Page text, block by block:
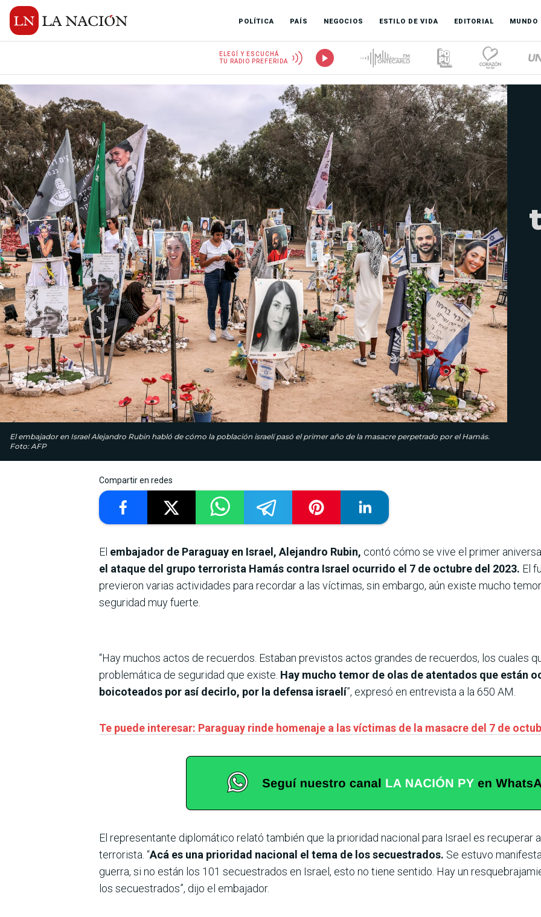
POLÍTICA PAÍS NEGOCIOS ESTILO DE VIDA EDITORIAL MUNDO
ELEGÍ Y ESCUCHÁ
TU RADIO PREFERIDA
El embajador en Israel Alejandro Rubin habló de cómo la población israelí pasó el primer año de la masacre perpetrado por el Hamás.
Foto: AFP
Compartir en redes
El embajador de Paraguay en Israel, Alejandro Rubin, contó cómo se vive el primer
el ataque del grupo terrorista Hamás contra Israel ocurrido el 7 de octubre del 2023. El
previeron varias actividades para recordar a las víctimas, sin embargo, aún existe mucho
seguridad muy fuerte.
“Hay muchos actos de recuerdos. Estaban previstos actos grandes de recuerdos, los cuales
problemática de seguridad que existe. Hay mucho temor de olas de atentados que están
boicoteados por así decirlo, por la defensa israelí”, expresó en entrevista a la 650 AM.
Te puede interesar: Paraguay rinde homenaje a las víctimas de la masacre del 7 de
El representante diplomático relató también que la prioridad nacional para Israel es recuperar
terrorista. “Acá es una prioridad nacional el tema de los secuestrados. Se estuvo
guerra, si no están los 101 secuestrados en Israel, esto no tiene sentido. Hay un
los secuestrados”, dijo el embajador.